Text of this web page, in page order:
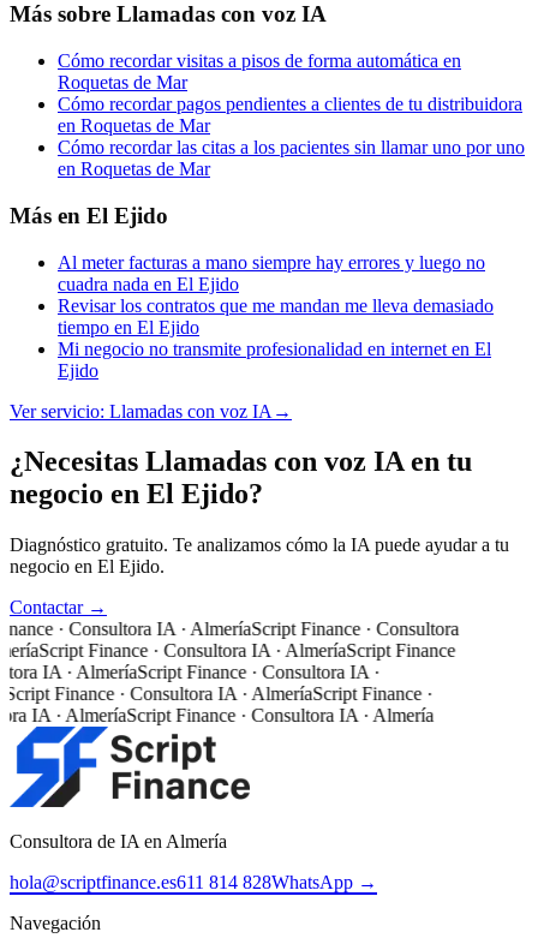
Más sobre Llamadas con voz IA
Cómo recordar visitas a pisos de forma automática en
Roquetas de Mar
Cómo recordar pagos pendientes a clientes de tu distribuidora
en Roquetas de Mar
Cómo recordar las citas a los pacientes sin llamar uno por uno
en Roquetas de Mar
Más en El Ejido
Al meter facturas a mano siempre hay errores y luego no
cuadra nada en El Ejido
Revisar los contratos que me mandan me lleva demasiado
tiempo en El Ejido
Mi negocio no transmite profesionalidad en internet en El
Ejido
Ver servicio: Llamadas con voz IA →
¿Necesitas Llamadas con voz IA en tu
negocio en El Ejido?
Diagnóstico gratuito. Te analizamos cómo la IA puede ayudar a tu
negocio en El Ejido.
Contactar →
· Consultora IA · AlmeríaScript Finance · Consultora
Script Finance · Consultora IA · AlmeríaScript Finance
IA · AlmeríaScript Finance · Consultora IA ·
Script Finance · Consultora IA · AlmeríaScript Finance ·
IA · AlmeríaScript Finance · Consultora IA · Almería
Consultora de IA en Almería
hola@scriptfinance.es611 814 828WhatsApp →
Navegación